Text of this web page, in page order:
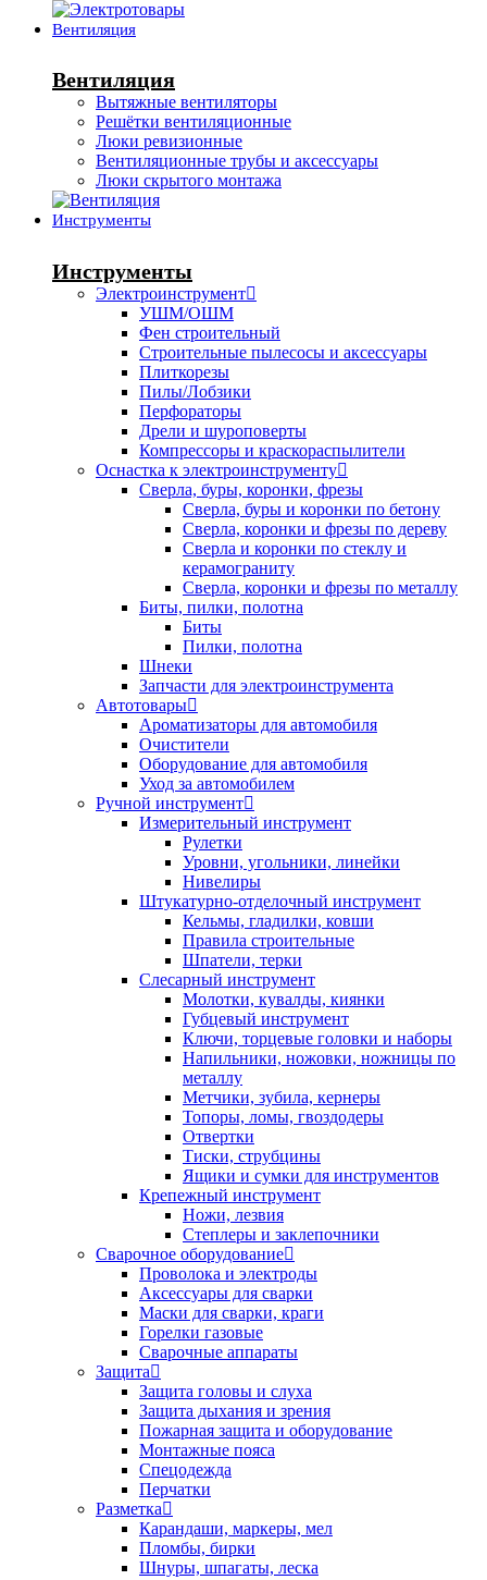
Вентиляция
Вентиляция
Вытяжные вентиляторы
Решётки вентиляционные
Люки ревизионные
Вентиляционные трубы и аксессуары
Люки скрытого монтажа
Инструменты
Инструменты
Электроинструмент
УШМ/ОШМ
Фен строительный
Строительные пылесосы и аксессуары
Плиткорезы
Пилы/Лобзики
Перфораторы
Дрели и шуроповерты
Компрессоры и краскораспылители
Оснастка к электроинструменту
Сверла, буры, коронки, фрезы
Сверла, буры и коронки по бетону
Сверла, коронки и фрезы по дереву
Сверла и коронки по стеклу и
керамограниту
Сверла, коронки и фрезы по металлу
Биты, пилки, полотна
Биты
Пилки, полотна
Шнеки
Запчасти для электроинструмента
Автотовары
Ароматизаторы для автомобиля
Очистители
Оборудование для автомобиля
Уход за автомобилем
Ручной инструмент
Измерительный инструмент
Рулетки
Уровни, угольники, линейки
Нивелиры
Штукатурно-отделочный инструмент
Кельмы, гладилки, ковши
Правила строительные
Шпатели, терки
Слесарный инструмент
Молотки, кувалды, киянки
Губцевый инструмент
Ключи, торцевые головки и наборы
Напильники, ножовки, ножницы по
металлу
Метчики, зубила, кернеры
Топоры, ломы, гвоздодеры
Отвертки
Тиски, струбцины
Ящики и сумки для инструментов
Крепежный инструмент
Ножи, лезвия
Степлеры и заклепочники
Сварочное оборудование
Проволока и электроды
Аксессуары для сварки
Маски для сварки, краги
Горелки газовые
Сварочные аппараты
Защита
Защита головы и слуха
Защита дыхания и зрения
Пожарная защита и оборудование
Монтажные пояса
Спецодежда
Перчатки
Разметка
Карандаши, маркеры, мел
Пломбы, бирки
Шнуры, шпагаты, леска